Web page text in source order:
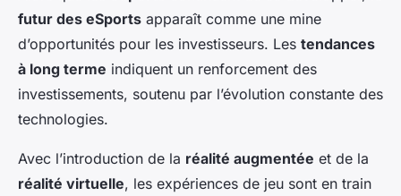
futur des eSports apparaît comme une mine
d’opportunités pour les investisseurs. Les tendances
à long terme indiquent un renforcement des
investissements, soutenu par l’évolution constante des
technologies.
Avec l’introduction de la réalité augmentée et de la
réalité virtuelle, les expériences de jeu sont en train